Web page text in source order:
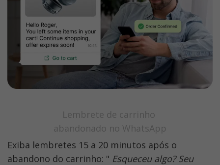
Lembrete de carrinho
abandonado no WhatsApp
Exiba lembretes 15 a 20 minutos após o
abandono do carrinho: " Esqueceu algo? Seu